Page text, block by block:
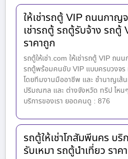
ให้เช่ารถตู้ VIP ถนนกาญ
เช่ารถตู้ รถตู้รับจ้าง รถ
ราคาถูก
รถตู้ให้เช่า.com ให้เช่ารถตู้ VIP ถน
รถตู้พร้อมคนขับ VIP แบบครบวงจร
โดยทีมงานมืออาชีพ และ ชำนาญเ
ปริมณฑล และ ต่างจังหวัด ทริป ไหน
บริการของเรา ยอดคนดู : 876
รถตู้ให้เช่าโกสัมพีนคร บริ
รับเหมา รถตู้นำเที่ยว ราค